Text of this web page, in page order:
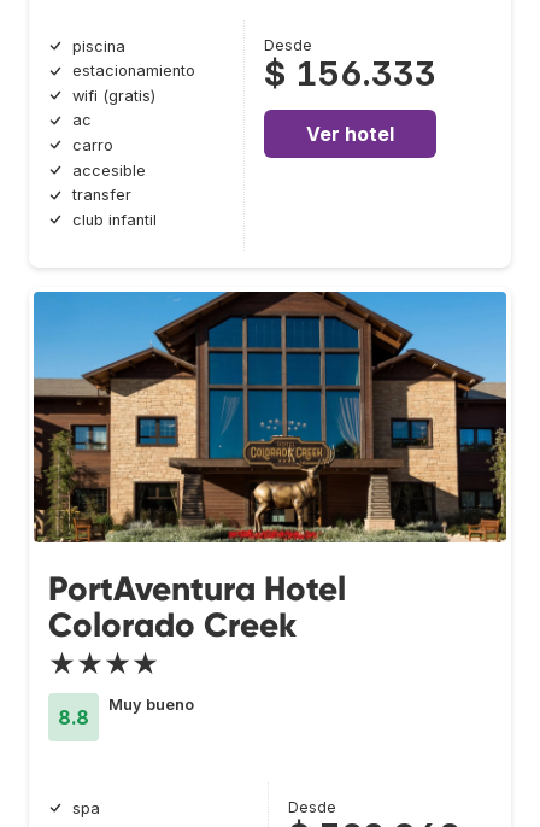
piscina
estacionamiento
wifi (gratis)
ac
carro
accesible
transfer
club infantil
Desde
$ 156.333
Ver hotel
PortAventura Hotel
Colorado Creek
★★★★
8.8
Muy bueno
spa
Desde